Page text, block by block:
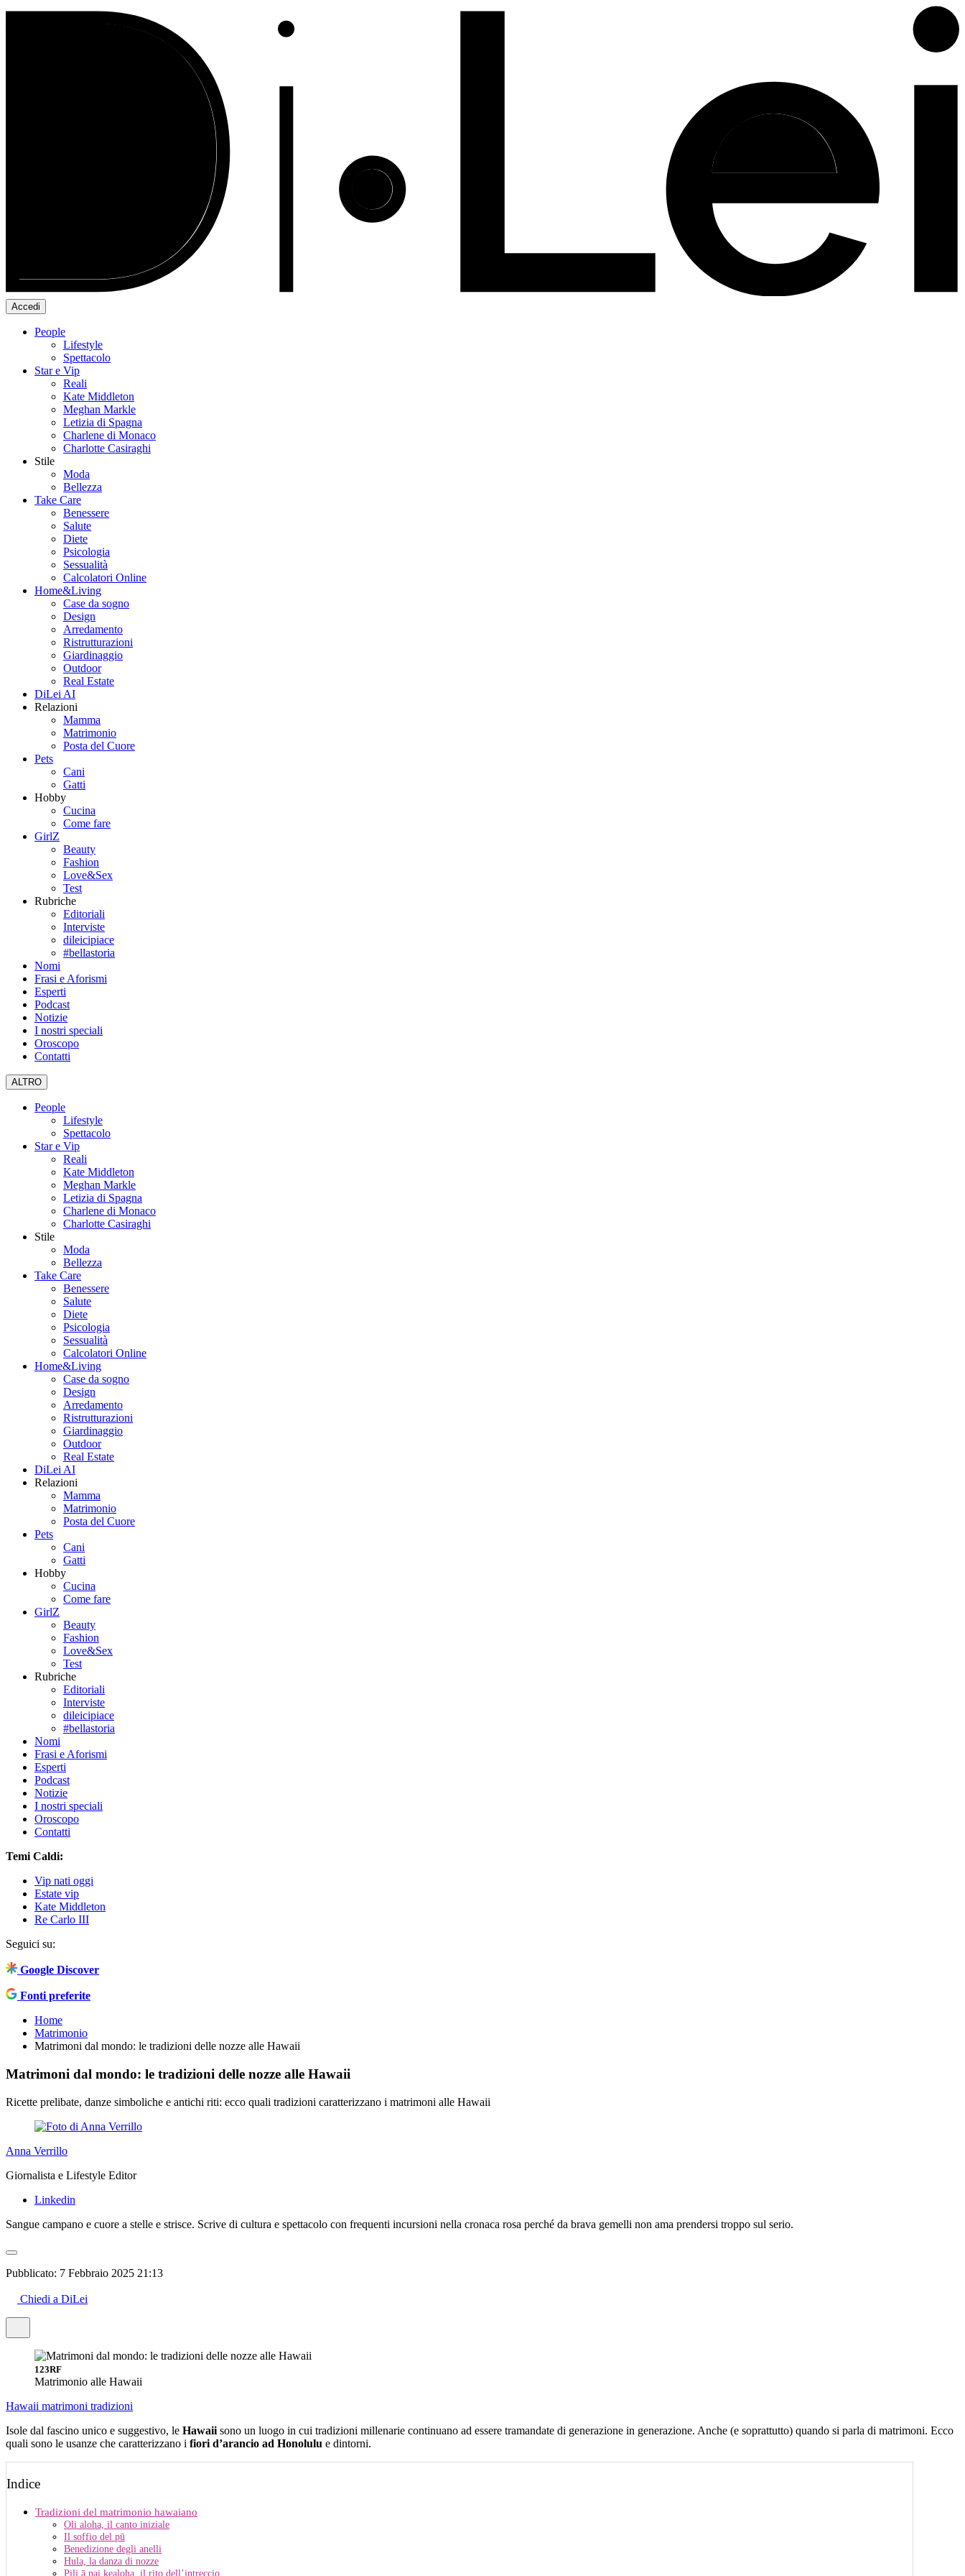
Accedi
People
Lifestyle
Spettacolo
Star e Vip
Reali
Kate Middleton
Meghan Markle
Letizia di Spagna
Charlene di Monaco
Charlotte Casiraghi
Stile
Moda
Bellezza
Take Care
Benessere
Salute
Diete
Psicologia
Sessualità
Calcolatori Online
Home&Living
Case da sogno
Design
Arredamento
Ristrutturazioni
Giardinaggio
Outdoor
Real Estate
DiLei AI
Relazioni
Mamma
Matrimonio
Posta del Cuore
Pets
Cani
Gatti
Hobby
Cucina
Come fare
GirlZ
Beauty
Fashion
Love&Sex
Test
Rubriche
Editoriali
Interviste
dileicipiace
#bellastoria
Nomi
Frasi e Aforismi
Esperti
Podcast
Notizie
I nostri speciali
Oroscopo
Contatti
ALTRO
People
Lifestyle
Spettacolo
Star e Vip
Reali
Kate Middleton
Meghan Markle
Letizia di Spagna
Charlene di Monaco
Charlotte Casiraghi
Stile
Moda
Bellezza
Take Care
Benessere
Salute
Diete
Psicologia
Sessualità
Calcolatori Online
Home&Living
Case da sogno
Design
Arredamento
Ristrutturazioni
Giardinaggio
Outdoor
Real Estate
DiLei AI
Relazioni
Mamma
Matrimonio
Posta del Cuore
Pets
Cani
Gatti
Hobby
Cucina
Come fare
GirlZ
Beauty
Fashion
Love&Sex
Test
Rubriche
Editoriali
Interviste
dileicipiace
#bellastoria
Nomi
Frasi e Aforismi
Esperti
Podcast
Notizie
I nostri speciali
Oroscopo
Contatti
Temi Caldi:
Vip nati oggi
Estate vip
Kate Middleton
Re Carlo III
Seguici su:
Google Discover
Fonti preferite
Home
Matrimonio
Matrimoni dal mondo: le tradizioni delle nozze alle Hawaii
Matrimoni dal mondo: le tradizioni delle nozze alle Hawaii
Ricette prelibate, danze simboliche e antichi riti: ecco quali tradizioni caratterizzano i matrimoni alle Hawaii
Anna Verrillo
Giornalista e Lifestyle Editor
Linkedin
Sangue campano e cuore a stelle e strisce. Scrive di cultura e spettacolo con frequenti incursioni nella cronaca rosa perché da brava gemelli non ama prendersi troppo sul serio.
Pubblicato: 7 Febbraio 2025 21:13
Chiedi a DiLei
123RF
Matrimonio alle Hawaii
Hawaii matrimoni tradizioni
Isole dal fascino unico e suggestivo, le Hawaii sono un luogo in cui tradizioni millenarie continuano ad essere tramandate di generazione in generazione. Anche (e soprattutto) quando si parla di matrimoni. Ecco
quali sono le usanze che caratterizzano i fiori d’arancio ad Honolulu e dintorni.
Indice
Tradizioni del matrimonio hawaiano
Oli aloha, il canto iniziale
Il soffio del pū
Benedizione degli anelli
Hula, la danza di nozze
Pili ā nai kealoha, il rito dell’intreccio